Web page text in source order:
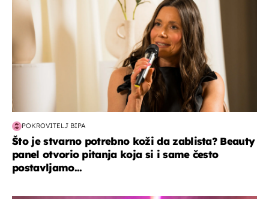
POKROVITELJ BIPA
Što je stvarno potrebno koži da zablista? Beauty
panel otvorio pitanja koja si i same često
postavljamo...